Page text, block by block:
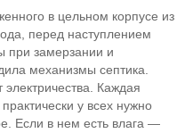
в цельном корпусе из
перед наступлением
при замерзании и
механизмы септика.
электричества. Каждая
у всех нужно
Если в нем есть влага —